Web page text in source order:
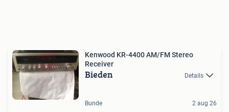
Kenwood KR-4400 AM/FM Stereo
Receiver
Bieden Details
Bunde 2 aug 26